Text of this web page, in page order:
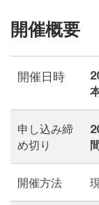
開催概要
開催日時
申し込み締
め切り
開催方法